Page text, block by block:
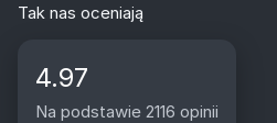
Tak nas oceniają
4.97
Na podstawie 2116 opinii